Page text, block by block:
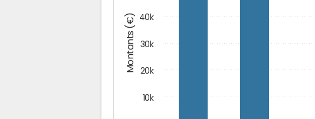
Montants (€)
10k
20k
30k
40k